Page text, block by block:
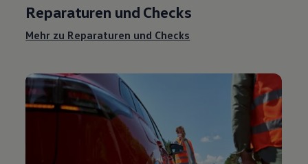
Reparaturen und Checks
Mehr zu Reparaturen und Checks